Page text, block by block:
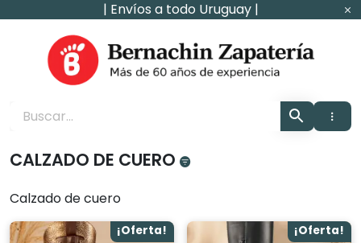
contenido
| Envíos a todo Uruguay |
CALZADO DE CUERO
Calzado de cuero
¡Oferta! ¡Oferta!